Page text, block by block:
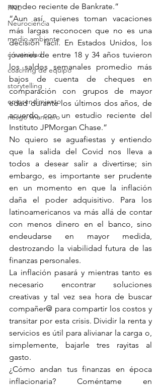
PNL
Neurociencia
medio ambiente
creatividad
coaching de equipo
storytelling
emprendimiento
riesgo financiero
sondeo reciente de Bankrate.”
“Aun así, quienes toman vacaciones
más largas reconocen que no es una
decisión fácil. En Estados Unidos, los
jóvenes de entre 18 y 34 años tuvieron
los saldos semanales promedio más
bajos de cuenta de cheques en
comparación con grupos de mayor
edad durante los últimos dos años, de
acuerdo con un estudio reciente del
Instituto JPMorgan Chase.”
No quiero se aguafiestas y entiendo
que la salida del Covid nos lleva a
todos a desear salir a divertirse; sin
embargo, es importante ser prudente
en un momento en que la inflación
daña el poder adquisitivo. Para los
latinoamericanos va más allá de contar
con menos dinero en el banco, sino
endeudarse en mayor medida,
destrozando la viabilidad futura de las
finanzas personales.
La inflación pasará y mientras tanto es
necesario encontrar soluciones
creativas y tal vez sea hora de buscar
compañer@ para compartir los costos y
transitar por esta crisis. Dividir la renta y
servicios es útil para alivianar la carga o,
simplemente, bajarle tres rayitas al
gasto.
¿Cómo andan tus finanzas en época
inflacionaria? Coméntame en